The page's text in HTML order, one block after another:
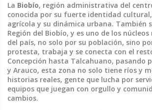
La Biobío, región administrativa del
conocida por su fuerte identidad
agrícola y su dinámica urbana. También
Región del Biobío, y es uno de los
del país, no solo por su población, sino
protesta, trabaja y se conecta con el
Concepción hasta Talcahuano, pasando
y Arauco, esta zona no solo tiene ríos y
historias reales, gente que lucha por
equipos que juegan con orgullo y
cambios.